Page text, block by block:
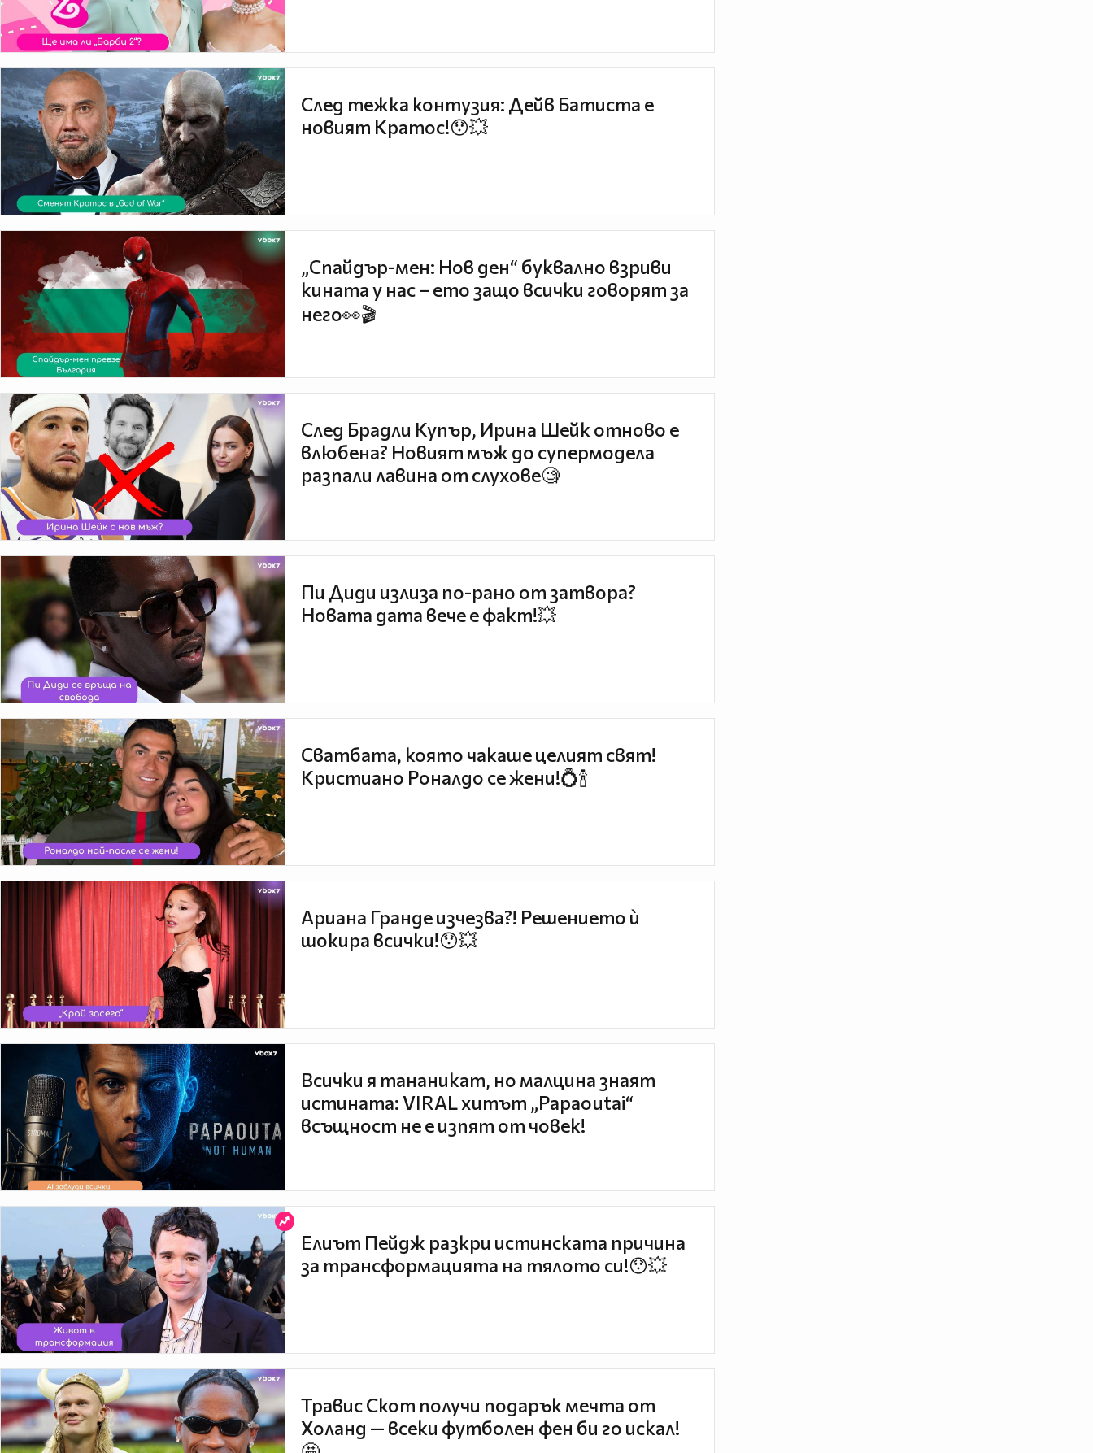
След тежка контузия: Дейв Батиста е
новият Кратос!😯💥
„Спайдър-мен: Нов ден“ буквално взриви
кината у нас – ето защо всички говорят за
него👀🎬
След Брадли Купър, Ирина Шейк отново е
влюбена? Новият мъж до супермодела
разпали лавина от слухове🧐
Пи Диди излиза по-рано от затвора?
Новата дата вече е факт!💥
Сватбата, която чакаше целият свят!
Кристиано Роналдо се жени!💍🍾
Ариана Гранде изчезва?! Решението ѝ
шокира всички!😯💥
Всички я тананикат, но малцина знаят
истината: VIRAL хитът „Papaoutai“
всъщност не е изпят от човек!
Елиът Пейдж разкри истинската причина
за трансформацията на тялото си!😯💥
Травис Скот получи подарък мечта от
Холанд — всеки футболен фен би го искал!